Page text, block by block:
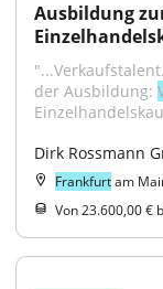
Ausbildung
der Ausbildung:
Dirk Rossmann
Frankfurtam
Von 23.600,00 €